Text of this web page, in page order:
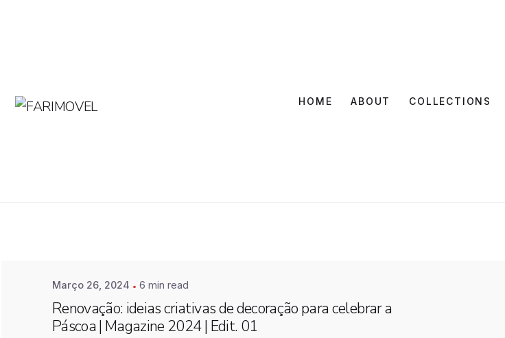
HOME ABOUT COLLECTIONS
Março 26, 2024 6 min read
Renovação: ideias criativas de decoração para celebrar a
Páscoa | Magazine 2024 | Edit. 01